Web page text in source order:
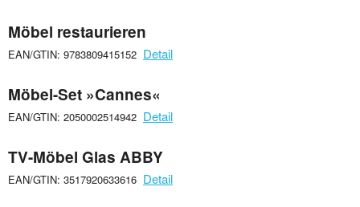
Möbel restaurieren
EAN/GTIN: 9783809415152 Detail
Möbel-Set »Cannes«
EAN/GTIN: 2050002514942 Detail
TV-Möbel Glas ABBY
EAN/GTIN: 3517920633616 Detail